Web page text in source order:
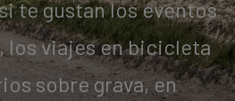
te gustan los eventos
viajes en bicicleta
sobre grava, en